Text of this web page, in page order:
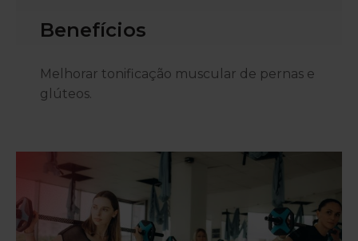
Benefícios
Melhorar tonificação muscular de pernas e
glúteos.